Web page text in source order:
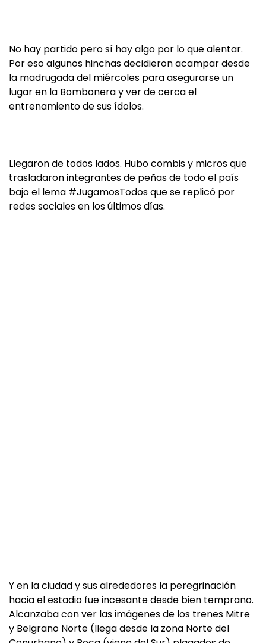
No hay partido pero sí hay algo por lo que alentar.
Por eso algunos hinchas decidieron acampar desde
la madrugada del miércoles para asegurarse un
lugar en la Bombonera y ver de cerca el
entrenamiento de sus ídolos.
Llegaron de todos lados. Hubo combis y micros que
trasladaron integrantes de peñas de todo el país
bajo el lema #JugamosTodos que se replicó por
redes sociales en los últimos días.
Y en la ciudad y sus alrededores la peregrinación
hacia el estadio fue incesante desde bien temprano.
Alcanzaba con ver las imágenes de los trenes Mitre
y Belgrano Norte (llega desde la zona Norte del